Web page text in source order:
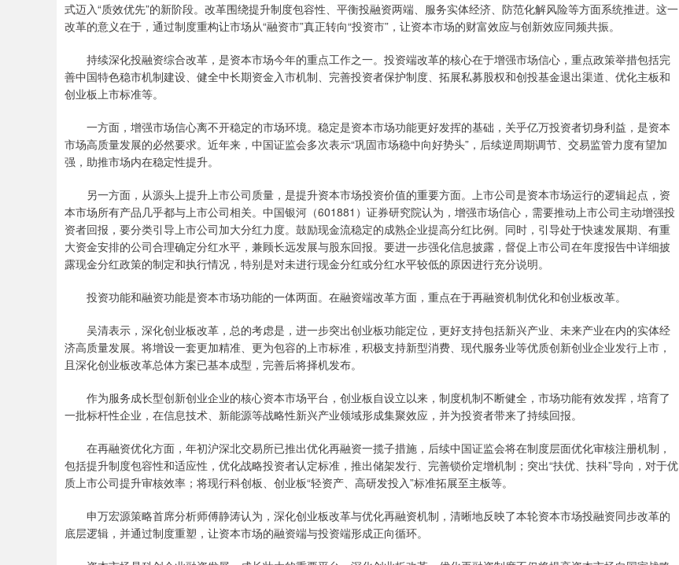
式迈入“质效优先”的新阶段。改革围绕提升制度包容性、平衡投融资两端、服务实体经济、防范化解风险等方面系统推进。这一
改革的意义在于，通过制度重构让市场从“融资市”真正转向“投资市”，让资本市场的财富效应与创新效应同频共振。
持续深化投融资综合改革，是资本市场今年的重点工作之一。投资端改革的核心在于增强市场信心，重点政策举措包括完
善中国特色稳市机制建设、健全中长期资金入市机制、完善投资者保护制度、拓展私募股权和创投基金退出渠道、优化主板和
创业板上市标准等。
一方面，增强市场信心离不开稳定的市场环境。稳定是资本市场功能更好发挥的基础，关乎亿万投资者切身利益，是资本
市场高质量发展的必然要求。近年来，中国证监会多次表示“巩固市场稳中向好势头”，后续逆周期调节、交易监管力度有望加
强，助推市场内在稳定性提升。
另一方面，从源头上提升上市公司质量，是提升资本市场投资价值的重要方面。上市公司是资本市场运行的逻辑起点，资
本市场所有产品几乎都与上市公司相关。中国银河（601881）证券研究院认为，增强市场信心，需要推动上市公司主动增强投
资者回报，要分类引导上市公司加大分红力度。鼓励现金流稳定的成熟企业提高分红比例。同时，引导处于快速发展期、有重
大资金安排的公司合理确定分红水平，兼顾长远发展与股东回报。要进一步强化信息披露，督促上市公司在年度报告中详细披
露现金分红政策的制定和执行情况，特别是对未进行现金分红或分红水平较低的原因进行充分说明。
投资功能和融资功能是资本市场功能的一体两面。在融资端改革方面，重点在于再融资机制优化和创业板改革。
吴清表示，深化创业板改革，总的考虑是，进一步突出创业板功能定位，更好支持包括新兴产业、未来产业在内的实体经
济高质量发展。将增设一套更加精准、更为包容的上市标准，积极支持新型消费、现代服务业等优质创新创业企业发行上市，
且深化创业板改革总体方案已基本成型，完善后将择机发布。
作为服务成长型创新创业企业的核心资本市场平台，创业板自设立以来，制度机制不断健全，市场功能有效发挥，培育了
一批标杆性企业，在信息技术、新能源等战略性新兴产业领域形成集聚效应，并为投资者带来了持续回报。
在再融资优化方面，年初沪深北交易所已推出优化再融资一揽子措施，后续中国证监会将在制度层面优化审核注册机制，
包括提升制度包容性和适应性，优化战略投资者认定标准，推出储架发行、完善锁价定增机制；突出“扶优、扶科”导向，对于优
质上市公司提升审核效率；将现行科创板、创业板“轻资产、高研发投入”标准拓展至主板等。
申万宏源策略首席分析师傅静涛认为，深化创业板改革与优化再融资机制，清晰地反映了本轮资本市场投融资同步改革的
底层逻辑，并通过制度重塑，让资本市场的融资端与投资端形成正向循环。